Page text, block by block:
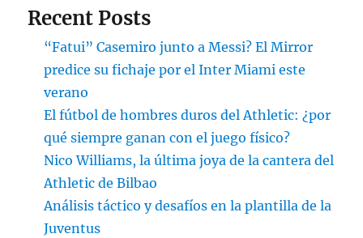
Recent Posts
“Fatui” Casemiro junto a Messi? El Mirror
predice su fichaje por el Inter Miami este
verano
El fútbol de hombres duros del Athletic: ¿por
qué siempre ganan con el juego físico?
Nico Williams, la última joya de la cantera del
Athletic de Bilbao
Análisis táctico y desafíos en la plantilla de la
Juventus